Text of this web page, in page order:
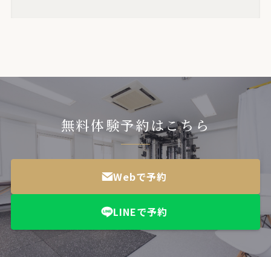
無料体験予約はこちら
Webで予約
LINEで予約